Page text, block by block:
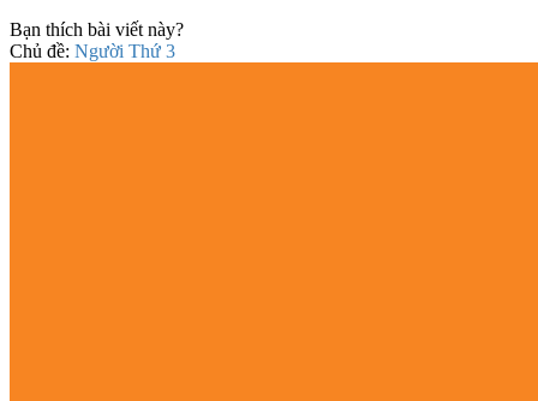
Bạn thích bài viết này?
Chủ đề: Người Thứ 3